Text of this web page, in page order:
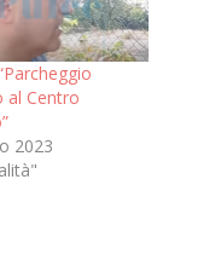
al Centro
2023